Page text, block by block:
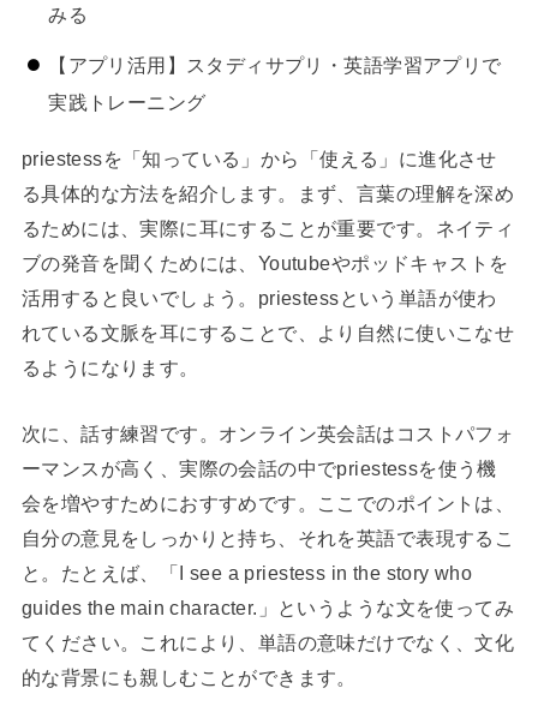
みる
【アプリ活用】スタディサプリ・英語学習アプリで
実践トレーニング
priestessを「知っている」から「使える」に進化させ
る具体的な方法を紹介します。まず、言葉の理解を深め
るためには、実際に耳にすることが重要です。ネイティ
ブの発音を聞くためには、Youtubeやポッドキャストを
活用すると良いでしょう。priestessという単語が使わ
れている文脈を耳にすることで、より自然に使いこなせ
るようになります。
次に、話す練習です。オンライン英会話はコストパフォ
ーマンスが高く、実際の会話の中でpriestessを使う機
会を増やすためにおすすめです。ここでのポイントは、
自分の意見をしっかりと持ち、それを英語で表現するこ
と。たとえば、「I see a priestess in the story who
guides the main character.」というような文を使ってみ
てください。これにより、単語の意味だけでなく、文化
的な背景にも親しむことができます。